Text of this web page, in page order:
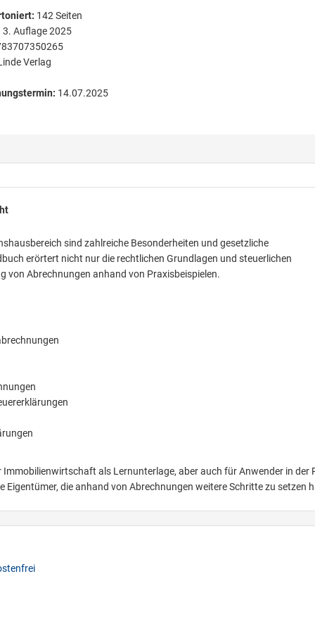
: 142 Seiten
3. Auflage 2025
Verlag
14.07.2025
sind zahlreiche Besonderheiten und gesetzliche
erörtert nicht nur die rechtlichen Grundlagen und steuerlichen
von Abrechnungen anhand von Praxisbeispielen.
Immobilienwirtschaft als Lernunterlage, aber auch für Anwender in der
die anhand von Abrechnungen weitere Schritte zu setzen